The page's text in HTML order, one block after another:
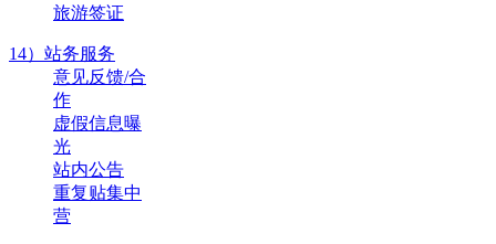
旅游签证
14）站务服务
意见反馈/合
作
虚假信息曝
光
站内公告
重复贴集中
营